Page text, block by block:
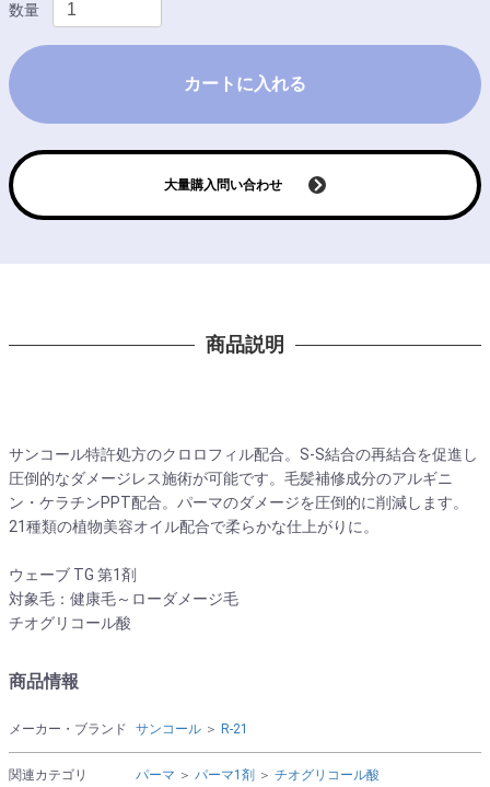
数量
カートに入れる
大量購入問い合わせ
商品説明
サンコール特許処方のクロロフィル配合。S-S結合の再結合を促進し
圧倒的なダメージレス施術が可能です。毛髪補修成分のアルギニ
ン・ケラチンPPT配合。パーマのダメージを圧倒的に削減します。
21種類の植物美容オイル配合で柔らかな仕上がりに。
ウェーブ TG 第1剤
対象毛：健康毛～ローダメージ毛
チオグリコール酸
商品情報
メーカー・ブランド サンコール ＞ R-21
関連カテゴリ パーマ ＞ パーマ1剤 ＞ チオグリコール酸